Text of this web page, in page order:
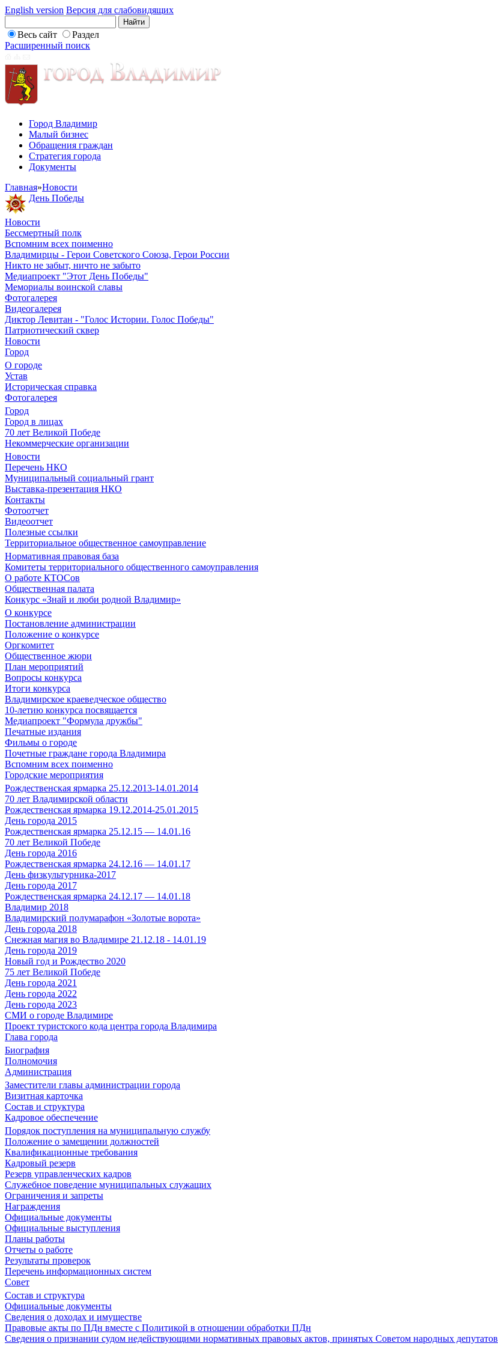
English version Версия для слабовидящих
Весь сайт
Раздел
Расширенный поиск
Город Владимир
Малый бизнес
Обращения граждан
Стратегия города
Документы
Главная»Новости
День Победы
Новости
Бессмертный полк
Вспомним всех поименно
Владимирцы - Герои Советского Союза, Герои России
Никто не забыт, ничто не забыто
Медиапроект "Этот День Победы"
Мемориалы воинской славы
Фотогалерея
Видеогалерея
Диктор Левитан - "Голос Истории. Голос Победы"
Патриотический сквер
Новости
Город
О городе
Устав
Историческая справка
Фотогалерея
Город
Город в лицах
70 лет Великой Победе
Некоммерческие организации
Новости
Перечень НКО
Муниципальный социальный грант
Выставка-презентация НКО
Контакты
Фотоотчет
Видеоотчет
Полезные ссылки
Территориальное общественное самоуправление
Нормативная правовая база
Комитеты территориального общественного самоуправления
О работе КТОСов
Общественная палата
Конкурс «Знай и люби родной Владимир»
О конкурсе
Постановление администрации
Положение о конкурсе
Оргкомитет
Общественное жюри
План мероприятий
Вопросы конкурса
Итоги конкурса
Владимирское краеведческое общество
10-летию конкурса посвящается
Медиапроект "Формула дружбы"
Печатные издания
Фильмы о городе
Почетные граждане города Владимира
Вспомним всех поименно
Городские мероприятия
Рождественская ярмарка 25.12.2013-14.01.2014
70 лет Владимирской области
Рождественская ярмарка 19.12.2014-25.01.2015
День города 2015
Рождественская ярмарка 25.12.15 — 14.01.16
70 лет Великой Победе
День города 2016
Рождественская ярмарка 24.12.16 — 14.01.17
День физкультурника-2017
День города 2017
Рождественская ярмарка 24.12.17 — 14.01.18
Владимир 2018
Владимирский полумарафон «Золотые ворота»
День города 2018
Снежная магия во Владимире 21.12.18 - 14.01.19
День города 2019
Новый год и Рождество 2020
75 лет Великой Победе
День города 2021
День города 2022
День города 2023
СМИ о городе Владимире
Проект туристского кода центра города Владимира
Глава города
Биография
Полномочия
Администрация
Заместители главы администрации города
Визитная карточка
Состав и структура
Кадровое обеспечение
Порядок поступления на муниципальную службу
Положение о замещении должностей
Квалификационные требования
Кадровый резерв
Резерв управленческих кадров
Служебное поведение муниципальных служащих
Ограничения и запреты
Награждения
Официальные документы
Официальные выступления
Планы работы
Отчеты о работе
Результаты проверок
Перечень информационных систем
Совет
Состав и структура
Официальные документы
Сведения о доходах и имуществе
Правовые акты по ПДн вместе с Политикой в отношении обработки ПДн
Сведения о признании судом недействующими нормативных правовых актов, принятых Советом народных депутатов